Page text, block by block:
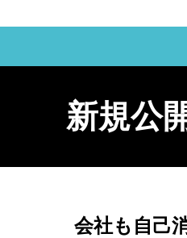
新規公
会社も自己